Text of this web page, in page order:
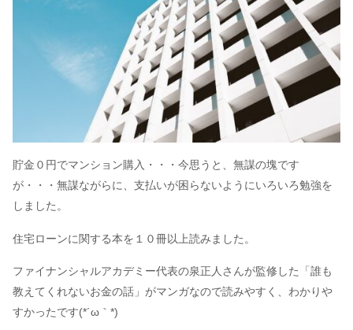
貯金０円でマンション購入・・・今思うと、無謀の塊です
が・・・無謀ながらに、支払いが困らないようにいろいろ勉強を
しました。
住宅ローンに関する本を１０冊以上読みました。
ファイナンシャルアカデミー代表の泉正人さんが監修した「誰も
教えてくれないお金の話」がマンガなので読みやすく、わかりや
すかったです(*´ω｀*)